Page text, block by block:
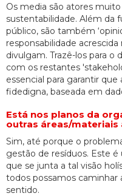
Os media são atores
sustentabilidade. Além da
público, são também
responsabilidade
divulgam. Trazê-los para
com os restantes
essencial para garantir
fidedigna, baseada em
Está nos planos da
outras áreas/materiais
Sim, até porque o
gestão de resíduos. Este
que se junta a tal visão
todos possamos
sentido.